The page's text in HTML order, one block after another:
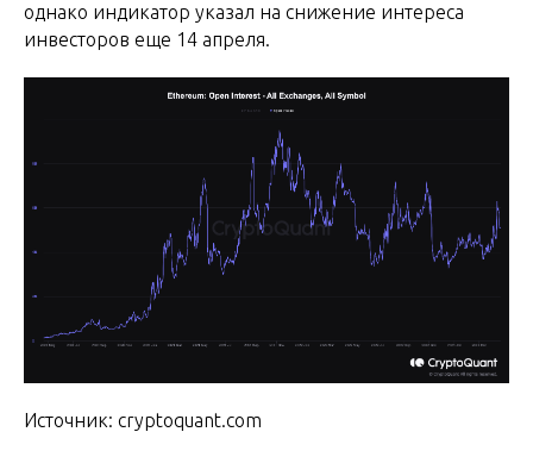
однако индикатор указал на снижение интереса
инвесторов еще 14 апреля.
Источник: cryptoquant.com